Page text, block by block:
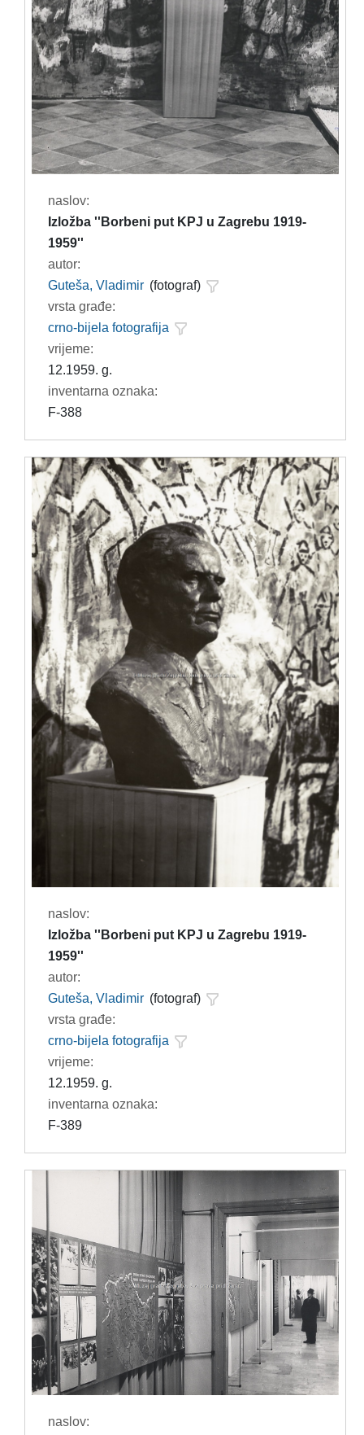
naslov:
Izložba ''Borbeni put KPJ u Zagrebu 1919-
1959''
autor:
Guteša, Vladimir (fotograf)
vrsta građe:
crno-bijela fotografija
vrijeme:
12.1959. g.
inventarna oznaka:
F-388
naslov:
Izložba ''Borbeni put KPJ u Zagrebu 1919-
1959''
autor:
Guteša, Vladimir (fotograf)
vrsta građe:
crno-bijela fotografija
vrijeme:
12.1959. g.
inventarna oznaka:
F-389
naslov: